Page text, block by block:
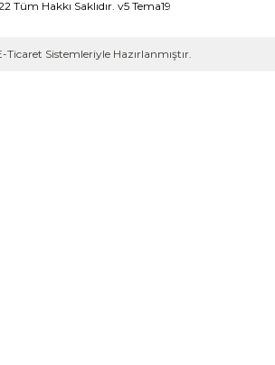
Tüm Hakkı Saklıdır. v5 Tema19
Ticaret Sistemleriyle Hazırlanmıştır.